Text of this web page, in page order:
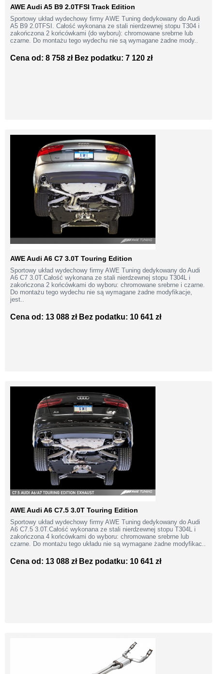
AWE Audi A5 B9 2.0TFSI Track Edition
Sportowy układ wydechowy firmy AWE Tuning dedykowany do Audi
A5 B9 2.0TFSI. Całość wykonana ze stali nierdzewnej stopu T304 i
zakończona 2 końcówkami (do wyboru): chromowane srebrne lub
czarne. Do montażu tego wydechu nie są wymagane żadne mody..
Cena od: 8 758 zł Bez podatku: 7 120 zł
AWE Audi A6 C7 3.0T Touring Edition
Sportowy układ wydechowy firmy AWE Tuning dedykowany do Audi
A6 C7 3.0T.Całość wykonana ze stali nierdzewnej stopu T304L i
zakończona 2 końcówkami do wyboru: chromowane srebrne i czarne.
Do montażu tego wydechu nie są wymagane żadne modyfikacje,
jest..
Cena od: 13 088 zł Bez podatku: 10 641 zł
AWE Audi A6 C7.5 3.0T Touring Edition
Sportowy układ wydechowy firmy AWE Tuning dedykowany do Audi
A6 C7.5 3.0T.Całość wykonana ze stali nierdzewnej stopu T304L i
zakończona 4 końcówkami do wyboru: chromowane srebrne lub
czarne. Do montażu tego układu nie są wymagane żadne modyfikac..
Cena od: 13 088 zł Bez podatku: 10 641 zł